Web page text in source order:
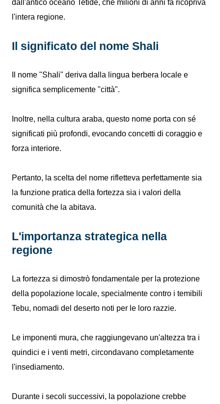
dall'antico oceano Tetide, che milioni di anni fa ricopriva
l'intera regione.
Il significato del nome Shali
Il nome "Shali" deriva dalla lingua berbera locale e
significa semplicemente "città".
Inoltre, nella cultura araba, questo nome porta con sé
significati più profondi, evocando concetti di coraggio e
forza interiore.
Pertanto, la scelta del nome rifletteva perfettamente sia
la funzione pratica della fortezza sia i valori della
comunità che la abitava.
L'importanza strategica nella
regione
La fortezza si dimostrò fondamentale per la protezione
della popolazione locale, specialmente contro i temibili
Tebu, nomadi del deserto noti per le loro razzie.
Le imponenti mura, che raggiungevano un'altezza tra i
quindici e i venti metri, circondavano completamente
l'insediamento.
Durante i secoli successivi, la popolazione crebbe